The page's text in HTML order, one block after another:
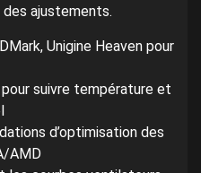
ajustements.
Unigine Heaven pour
suivre température et
d’optimisation des
AMD